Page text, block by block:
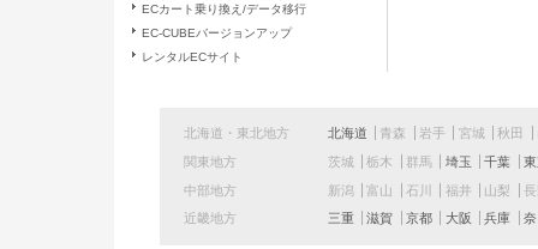
ECカート乗り換え/データ移行
EC-CUBEバージョンアップ
レンタルECサイト
北海道・東北地方 北海道 青森 岩手 宮城 秋田
関東地方
茨城 栃木 群馬 埼玉 千葉
中部地方
新潟 富山 石川 福井 山梨
近畿地方
三重 滋賀 京都 大阪 兵庫